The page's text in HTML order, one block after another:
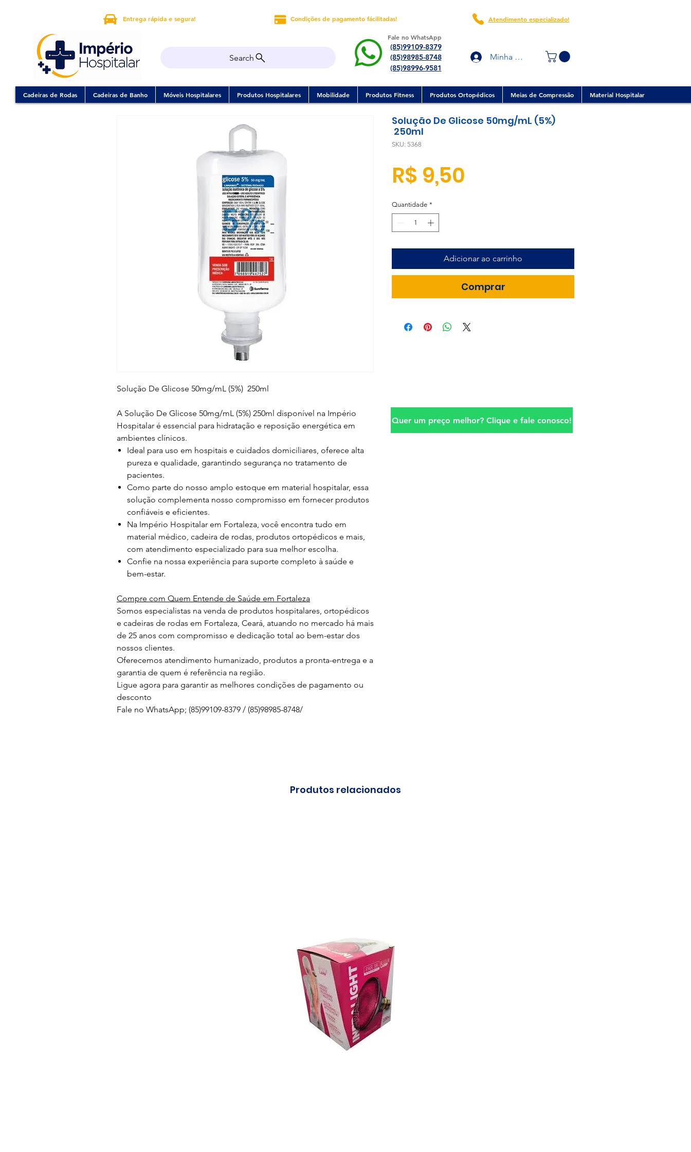
Entrega rápida e segura! Condições de pagamento fácilitadas! Atendimento especializado!
Search Minha conta
Fale no WhatsApp
(85)99109-8379
(85)98985-8748
(85)98996-9581
Cadeiras de Rodas Cadeiras de Banho Móveis Hospitalares Produtos Hospitalares Mobilidade Produtos Fitness Produtos Ortopédicos Meias de Compressão Material Hospitalar
Solução De Glicose 50mg/mL (5%) 250ml
A Solução De Glicose 50mg/mL (5%) 250ml disponível na Império
Hospitalar é essencial para hidratação e reposição energética em
ambientes clínicos.
Ideal para uso em hospitais e cuidados domiciliares, oferece alta
pureza e qualidade, garantindo segurança no tratamento de
pacientes.
Como parte do nosso amplo estoque em material hospitalar, essa
solução complementa nosso compromisso em fornecer produtos
confiáveis e eficientes.
Na Império Hospitalar em Fortaleza, você encontra tudo em
material médico, cadeira de rodas, produtos ortopédicos e mais,
com atendimento especializado para sua melhor escolha.
Confie na nossa experiência para suporte completo à saúde e
bem-estar.
Compre com Quem Entende de Saúde em Fortaleza
Somos especialistas na venda de produtos hospitalares, ortopédicos
e cadeiras de rodas em Fortaleza, Ceará, atuando no mercado há mais
de 25 anos com compromisso e dedicação total ao bem-estar dos
nossos clientes.
Oferecemos atendimento humanizado, produtos a pronta-entrega e a
garantia de quem é referência na região.
Ligue agora para garantir as melhores condições de pagamento ou
desconto
Fale no WhatsApp; (85)99109-8379 / (85)98985-8748/
Solução De Glicose 50mg/mL (5%)
250ml
SKU: 5368
R$ 9,50
Quantidade *
Adicionar ao carrinho
Comprar
Quer um preço melhor? Clique e fale conosco!
Produtos relacionados